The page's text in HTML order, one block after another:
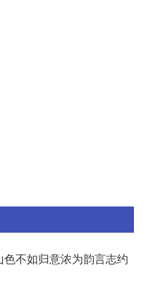
不如归意浓为韵言志约